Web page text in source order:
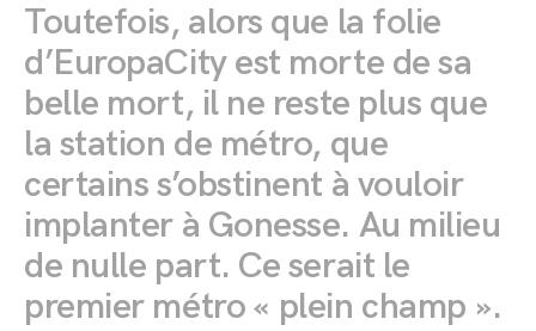
Toutefois, alors que la folie
d’EuropaCity est morte de sa
belle mort, il ne reste plus que
la station de métro, que
certains s’obstinent à vouloir
implanter à Gonesse. Au milieu
de nulle part. Ce serait le
premier métro « plein champ ».